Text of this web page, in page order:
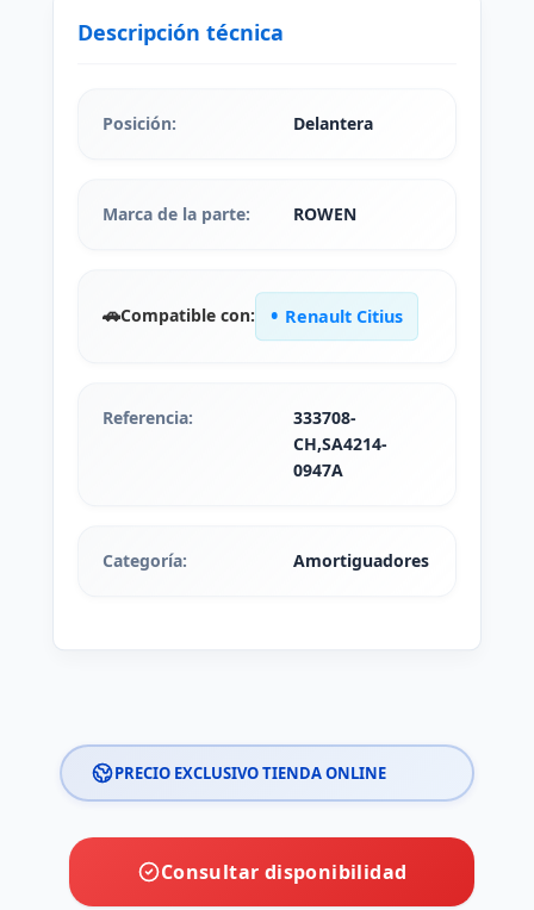
Descripción técnica
Posición: Delantera
Marca de la parte: ROWEN
🚗Compatible con: Renault Citius
Referencia:
333708-
CH,SA4214-
0947A
Categoría: Amortiguadores
PRECIO EXCLUSIVO TIENDA ONLINE
Consultar disponibilidad